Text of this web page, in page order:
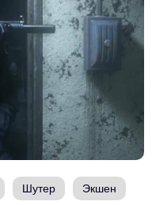
Шутер Экшен